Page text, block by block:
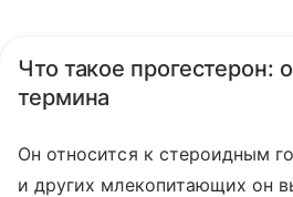
Что такое прогестерон:
термина
Он относится к стероидным
и других млекопитающих он